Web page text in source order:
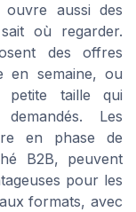
ouvre aussi des
où regarder.
des offres
en semaine, ou
petite taille qui
Les
en phase de
B2B, peuvent
pour les
formats, avec